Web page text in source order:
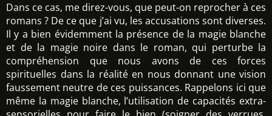
Dans ce cas, me direz-vous, que peut-on reprocher à ces
romans ? De ce que j’ai vu, les accusations sont diverses.
Il y a bien évidemment la présence de la magie blanche
et de la magie noire dans le roman, qui perturbe la
compréhension que nous avons de ces forces
spirituelles dans la réalité en nous donnant une vision
faussement neutre de ces puissances. Rappelons ici que
même la magie blanche, l’utilisation de capacités extra-